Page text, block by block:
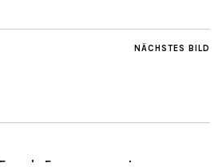
NÄCHSTES BILD
Empowerment